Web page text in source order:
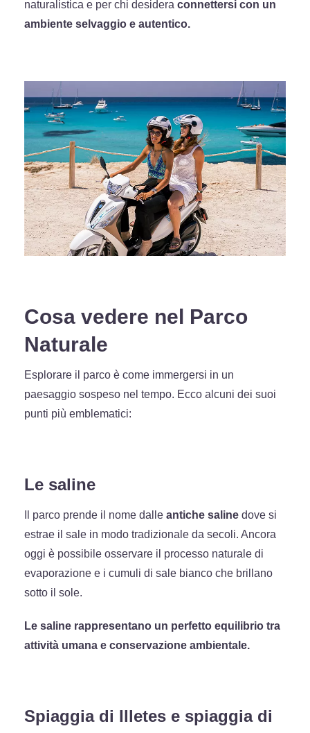
naturalistica e per chi desidera connettersi con un
ambiente selvaggio e autentico.
Cosa vedere nel Parco
Naturale
Esplorare il parco è come immergersi in un
paesaggio sospeso nel tempo. Ecco alcuni dei suoi
punti più emblematici:
Le saline
Il parco prende il nome dalle antiche saline dove si
estrae il sale in modo tradizionale da secoli. Ancora
oggi è possibile osservare il processo naturale di
evaporazione e i cumuli di sale bianco che brillano
sotto il sole.
Le saline rappresentano un perfetto equilibrio tra
attività umana e conservazione ambientale.
Spiaggia di Illetes e spiaggia di